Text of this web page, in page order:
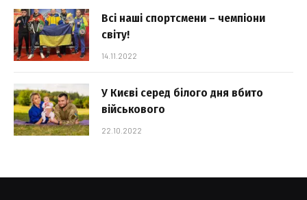
Всі наші спортсмени – чемпіони
світу!
14.11.2022
У Києві серед білого дня вбито
військового
22.10.2022